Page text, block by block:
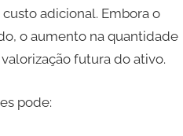
adicional. Embora o
o aumento na quantidade
futura do ativo.
pode: